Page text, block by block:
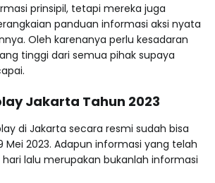
prinsipil, tetapi mereka juga
panduan informasi aksi nyata
Oleh karenanya perlu kesadaran
tinggi dari semua pihak supaya
Jakarta Tahun 2023
di Jakarta secara resmi sudah bisa
Mei 2023. Adapun informasi yang telah
lalu merupakan bukanlah informasi